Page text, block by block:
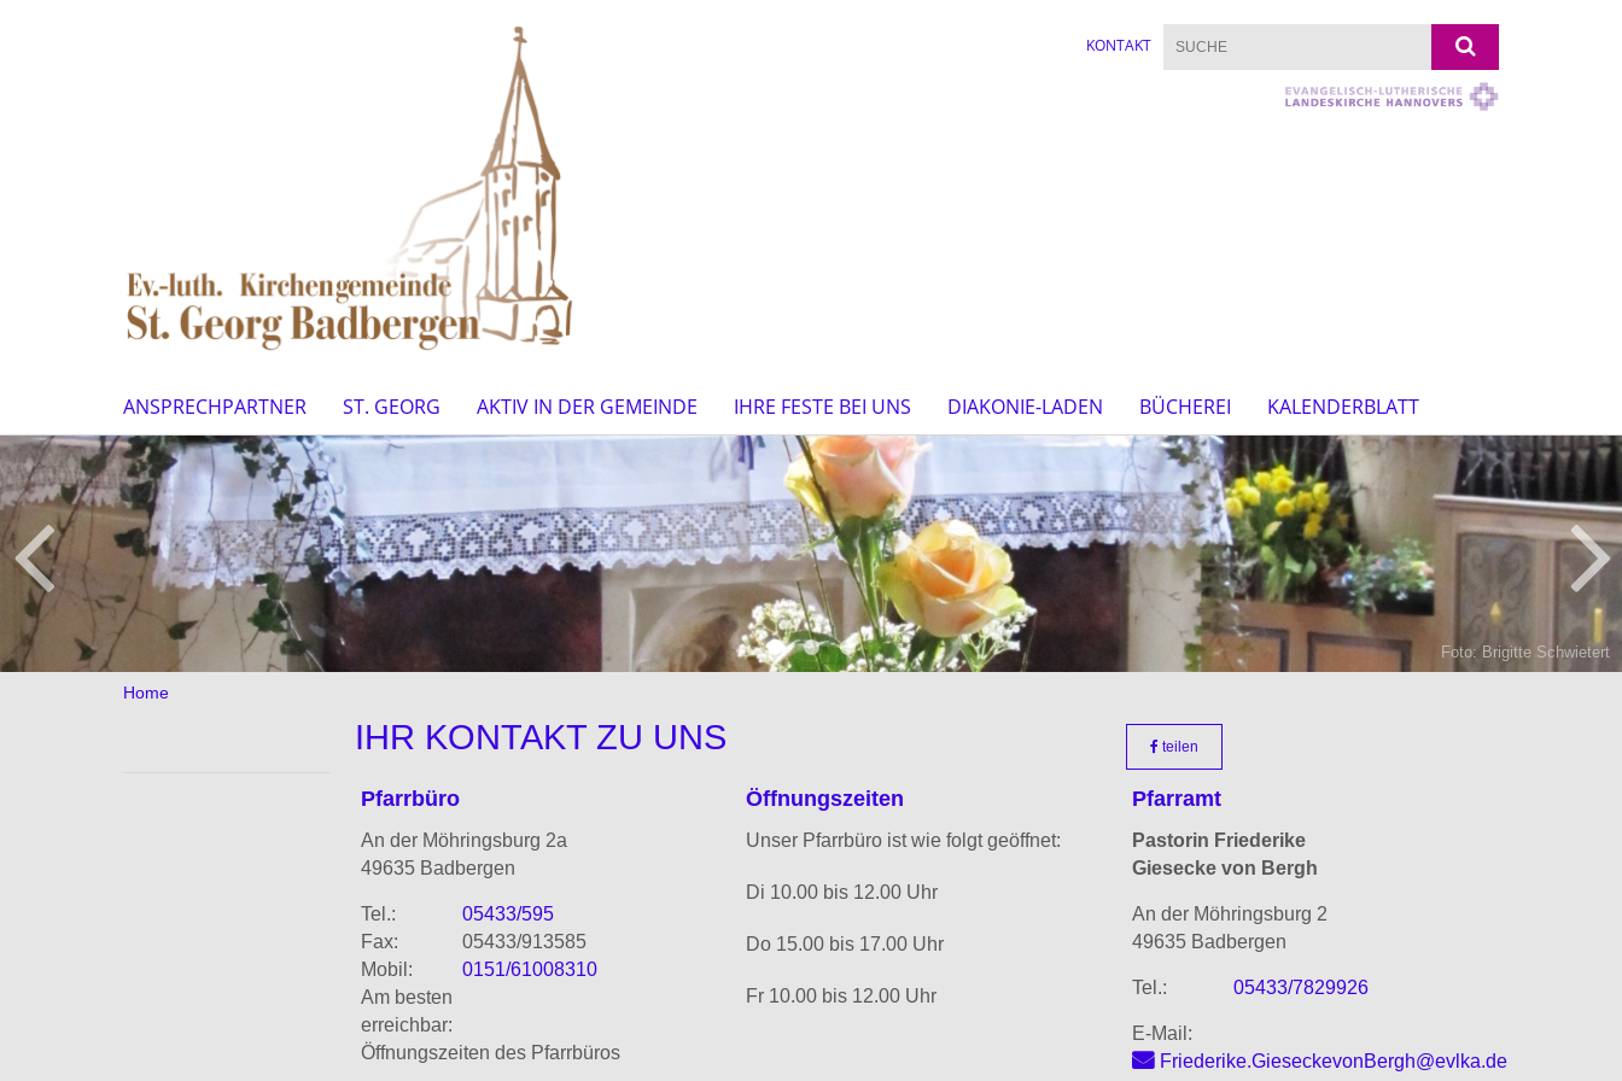
KONTAKT
ANSPRECHPARTNER ST. GEORG AKTIV IN DER GEMEINDE IHRE FESTE BEI UNS DIAKONIE-LADEN BÜCHEREI KALENDERBLATT
Foto: Brigitte Schwietert
Home
IHR KONTAKT ZU UNS teilen
Pfarrbüro
An der Möhringsburg 2a
49635 Badbergen
Tel.:
05433/595
Fax:
05433/913585
Mobil:
0151/61008310
Am besten
erreichbar:
Öffnungszeiten des Pfarrbüros
Öffnungszeiten
Unser Pfarrbüro ist wie folgt geöffnet:
Di 10.00 bis 12.00 Uhr
Do 15.00 bis 17.00 Uhr
Fr 10.00 bis 12.00 Uhr
Pfarramt
Pastorin Friederike
Giesecke von Bergh
An der Möhringsburg 2
49635 Badbergen
Tel.: 05433/7829926
E-Mail:
Friederike.GieseckevonBergh@evlka.de